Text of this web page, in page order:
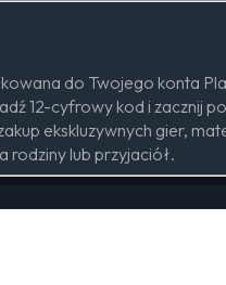
do Twojego konta
12-cyfrowy kod i zacznij
ekskluzywnych gier,
rodziny lub przyjaciół.